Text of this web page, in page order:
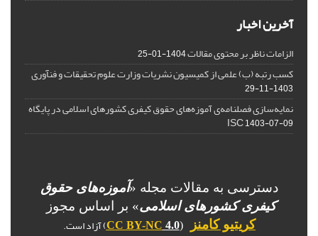
آخرین اخبار
الزامات ناظر بر محتوی مقالات1404-01-25
کسب رتبه (ب) علمی از کمیسیون نشریات وزارت علوم تحقیقات و فنآوری
1403-11-29
نمایه‌سازی فصلنامه‌ی آموزه‌های حقوق کیفری کشورهای اسلامی در پایگاه
ISC1403-07-09
دسترسی به مقالات مجله «آموزه‌های حقوق
کیفری کشورهای اسلامی» بر اساس مجوز
کریتیو کامنز
(
CC BY-NC 4.0 ) آزاد است.